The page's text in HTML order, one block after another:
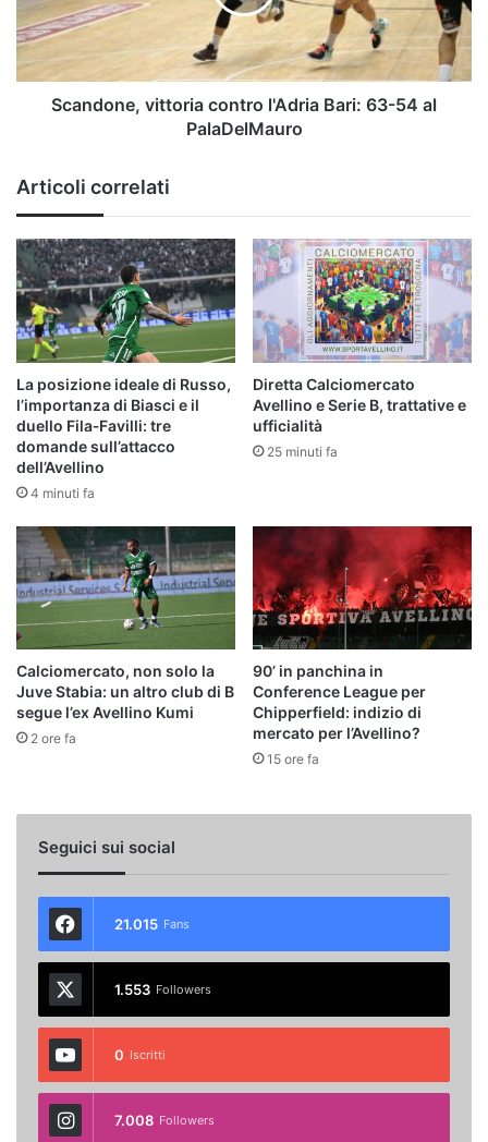
63-
54
PalaDelMauro
Scandone, vittoria contro l'Adria Bari: 63-54 al
PalaDelMauro
Articoli correlati
La posizione ideale di Russo,
l’importanza di Biasci e il
duello Fila‑Favilli: tre
domande sull’attacco
dell’Avellino
4 minuti fa
Diretta Calciomercato
Avellino e Serie B, trattative e
ufficialità
25 minuti fa
Calciomercato, non solo la
Juve Stabia: un altro club di B
segue l’ex Avellino Kumi
2 ore fa
90’ in panchina in
Conference League per
Chipperfield: indizio di
mercato per l’Avellino?
15 ore fa
Seguici sui social
21.015 Fans
1.553 Followers
0 Iscritti
7.008 Followers